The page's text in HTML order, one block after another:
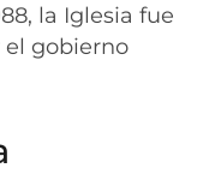
la Iglesia fue
gobierno